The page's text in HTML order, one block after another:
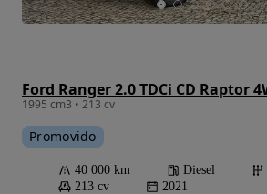
Ford Ranger 2.0 TDCi CD Raptor
1995 cm3 • 213 cv
Promovido
40 000 km Diesel
213 cv
2021